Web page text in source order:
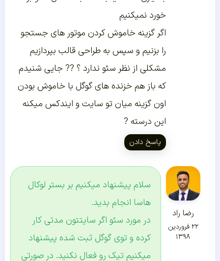
خورد نمیکنیم
اگر گزینه خاموش کردن موتور های جستجو
را بزنیم و سپس به طراحی قالب بپردازیم
مشکلی از نظر سئو ندارد ؟ ?? جایی شنیدم
که باز هم خزنده های گوگل با خاموش بودن
اون گزینه میان تو سایت و ایندکس میکنه
این درسته ?
پاسخ دادن
رضا راد
۲۲ فروردین
۱۳۹۸
سلام پیشنهاد میکنیم بر بستر لوکال
هاسا انجام بدید.
در مورد سئو اگر سایتتون مدتی کار
کرده و توی گوگل ثبت شده پیشنهاد
میکنیم تیک رو فعال نکنید. در صورتی